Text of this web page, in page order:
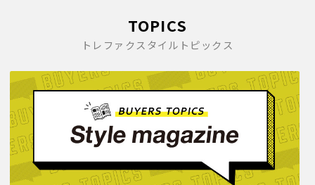
TOPICS
トレファクスタイルトピックス